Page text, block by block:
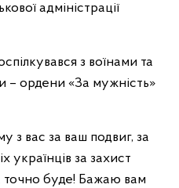
адміністрації
з воїнами та
– ордени «За мужність»
з вас за ваш подвиг, за
українців за захист
буде! Бажаю вам